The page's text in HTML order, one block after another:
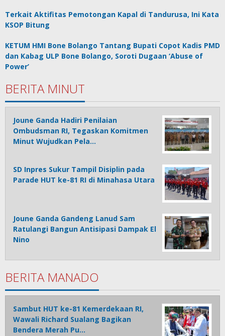
Terkait Aktifitas Pemotongan Kapal di Tandurusa, Ini Kata
KSOP Bitung
KETUM HMI Bone Bolango Tantang Bupati Copot Kadis PMD
dan Kabag ULP Bone Bolango, Soroti Dugaan ‘Abuse of
Power’
BERITA MINUT
Joune Ganda Hadiri Penilaian
Ombudsman RI, Tegaskan Komitmen
Minut Wujudkan Pela…
SD Inpres Sukur Tampil Disiplin pada
Parade HUT ke-81 RI di Minahasa Utara
Joune Ganda Gandeng Lanud Sam
Ratulangi Bangun Antisipasi Dampak El
Nino
BERITA MANADO
Sambut HUT ke-81 Kemerdekaan RI,
Wawali Richard Sualang Bagikan
Bendera Merah Pu…